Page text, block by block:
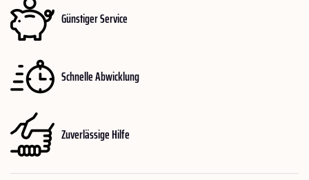
Günstiger Service
Schnelle Abwicklung
Zuverlässige Hilfe